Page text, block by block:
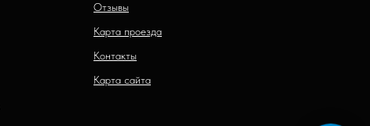
Отзывы
Карта проезда
Контакты
Карта сайта